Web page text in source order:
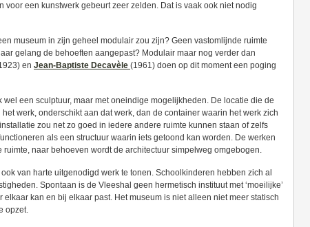
voor een kunstwerk gebeurt zeer zelden. Dat is vaak ook niet nodig
museum in zijn geheel modulair zou zijn? Geen vastomlijnde ruimte
gelang de behoeften aangepast? Modulair maar nog verder dan
en Jean-Baptiste Decavèle (1961) doen op dit moment een poging
wel een sculptuur, maar met oneindige mogelijkheden. De locatie die de
werk, onderschikt aan dat werk, dan de container waarin het werk zich
zou net zo goed in iedere andere ruimte kunnen staan of zelfs
als een structuur waarin iets getoond kan worden. De werken
ruimte, naar behoeven wordt de architectuur simpelweg omgebogen.
van harte uitgenodigd werk te tonen. Schoolkinderen hebben zich al
Spontaan is de Vleeshal geen hermetisch instituut met ‘moeilijke’
elkaar kan en bij elkaar past. Het museum is niet alleen niet meer statisch
opzet.